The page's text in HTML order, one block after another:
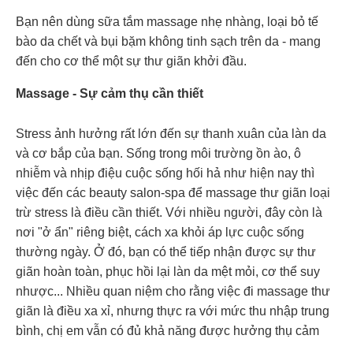
Bạn nên dùng sữa tắm massage nhẹ nhàng, loại bỏ tế
bào da chết và bụi bặm không tinh sạch trên da - mang
đến cho cơ thể một sự thư giãn khởi đầu.
Massage - Sự cảm thụ cần thiết
Stress ảnh hưởng rất lớn đến sự thanh xuân của làn da
và cơ bắp của bạn. Sống trong môi trường ồn ào, ô
nhiễm và nhịp điệu cuộc sống hối hả như hiện nay thì
việc đến các beauty salon-spa để massage thư giãn loại
trừ stress là điều cần thiết. Với nhiều người, đây còn là
nơi "ở ẩn" riêng biệt, cách xa khỏi áp lực cuộc sống
thường ngày. Ở đó, bạn có thể tiếp nhận được sự thư
giãn hoàn toàn, phục hồi lại làn da mệt mỏi, cơ thể suy
nhược... Nhiều quan niệm cho rằng việc đi massage thư
giãn là điều xa xỉ, nhưng thực ra với mức thu nhập trung
bình, chị em vẫn có đủ khả năng được hưởng thụ cảm